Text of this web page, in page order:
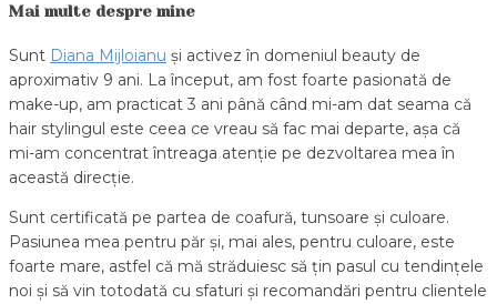
Mai multe despre mine
Sunt Diana Mijloianu și activez în domeniul beauty de
aproximativ 9 ani. La început, am fost foarte pasionată de
make-up, am practicat 3 ani până când mi-am dat seama că
hair stylingul este ceea ce vreau să fac mai departe, așa că
mi-am concentrat întreaga atenție pe dezvoltarea mea în
această direcție.
Sunt certificată pe partea de coafură, tunsoare și culoare.
Pasiunea mea pentru păr și, mai ales, pentru culoare, este
foarte mare, astfel că mă străduiesc să țin pasul cu tendințele
noi și să vin totodată cu sfaturi și recomandări pentru clientele